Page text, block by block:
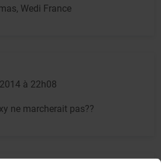
Wedi France
à 22h08
ne marcherait pas??